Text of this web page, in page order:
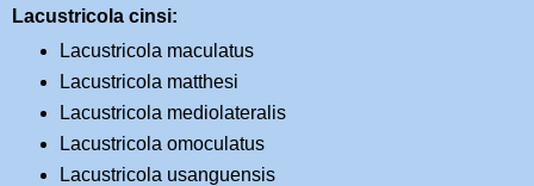
Lacustricola cinsi:
Lacustricola maculatus
Lacustricola matthesi
Lacustricola mediolateralis
Lacustricola omoculatus
Lacustricola usanguensis